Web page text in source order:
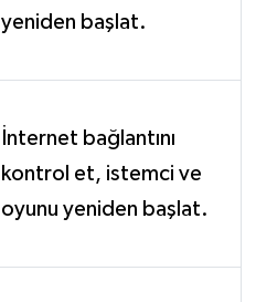
yeniden başlat.
İnternet bağlantını
kontrol et, istemci ve
oyunu yeniden başlat.